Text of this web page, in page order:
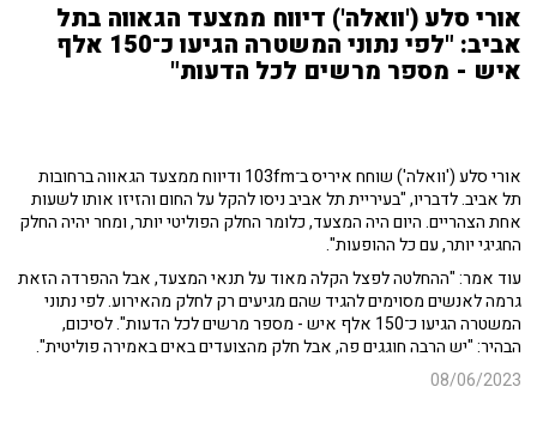
אורי סלע ('וואלה') דיווח ממצעד הגאווה בתל
אביב: "לפי נתוני המשטרה הגיעו כ־150 אלף
איש - מספר מרשים לכל הדעות"
אורי סלע ('וואלה') שוחח איריס ב־103fm ודיווח ממצעד הגאווה ברחובות
תל אביב. לדבריו, "בעיריית תל אביב ניסו להקל על החום והזיזו אותו לשעות
אחת הצהריים. היום היה המצעד, כלומר החלק הפוליטי יותר, ומחר יהיה החלק
החגיגי יותר, עם כל ההופעות".
עוד אמר: "ההחלטה לפצל הקלה מאוד על תנאי המצעד, אבל ההפרדה הזאת
גרמה לאנשים מסוימים להגיד שהם מגיעים רק לחלק מהאירוע. לפי נתוני
המשטרה הגיעו כ־150 אלף איש - מספר מרשים לכל הדעות". לסיכום,
הבהיר: "יש הרבה חוגגים פה, אבל חלק מהצועדים באים באמירה פוליטית".
08/06/2023